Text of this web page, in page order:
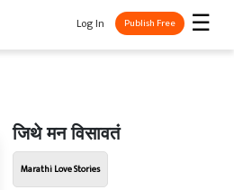
☰
Log In Publish Free
जिथे मन विसावतं
Marathi Love Stories